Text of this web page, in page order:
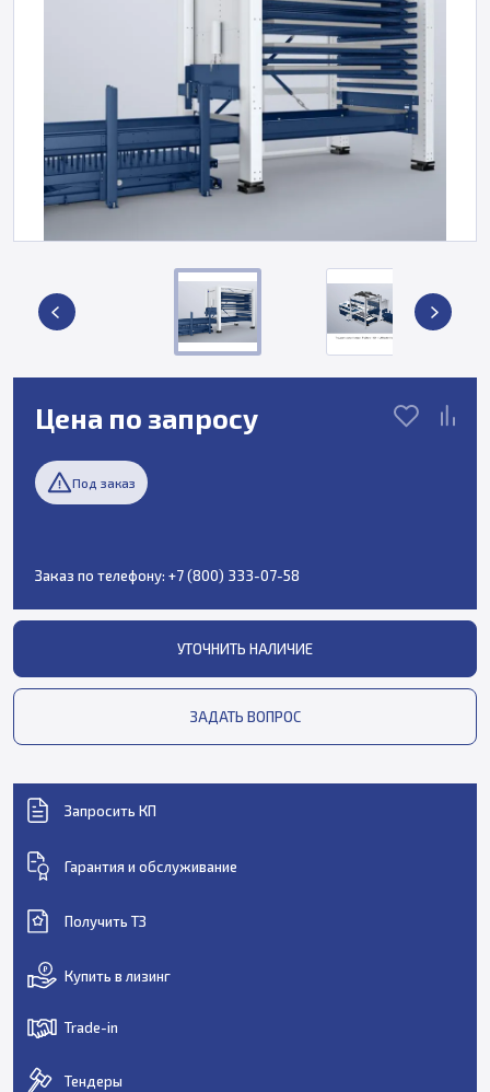
Цена по запросу
Под заказ
Заказ по телефону: +7 (800) 333-07-58
УТОЧНИТЬ НАЛИЧИЕ
ЗАДАТЬ ВОПРОС
Запросить КП
Гарантия и обслуживание
Получить ТЗ
Купить в лизинг
Trade-in
Тендеры